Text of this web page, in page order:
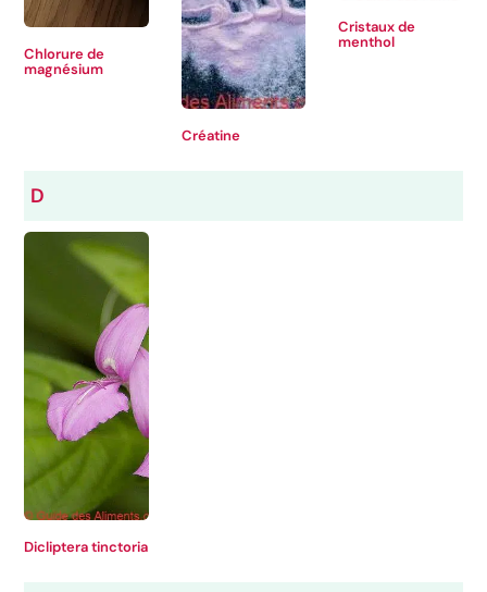
Chlorure de
magnésium
Créatine
Cristaux de
menthol
D
Dicliptera tinctoria